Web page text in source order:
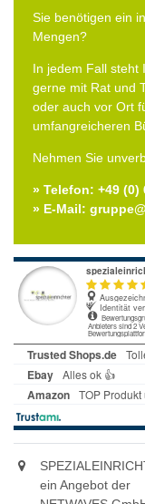
Sie benötigen ein
Mengen?
In jedem Fall steht
gerne mit Rat und
oder auch vor Ort
umfangreicheren
Nehmen Sie
» Telefon: +49 (0)
» E-Mail:
ein Angebot der